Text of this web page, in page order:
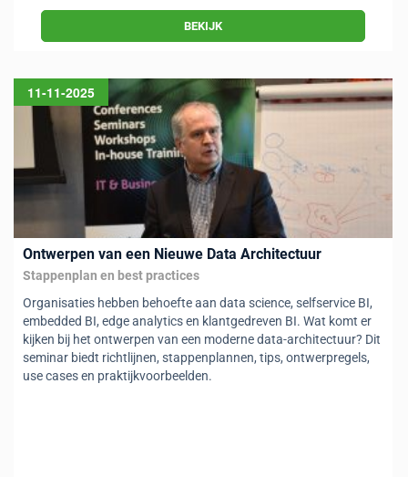
BEKIJK
11-11-2025
Ontwerpen van een Nieuwe Data Architectuur
Stappenplan en best practices
Organisaties hebben behoefte aan data science, selfservice BI,
embedded BI, edge analytics en klantgedreven BI. Wat komt er
kijken bij het ontwerpen van een moderne data-architectuur? Dit
seminar biedt richtlijnen, stappenplannen, tips, ontwerpregels,
use cases en praktijkvoorbeelden.